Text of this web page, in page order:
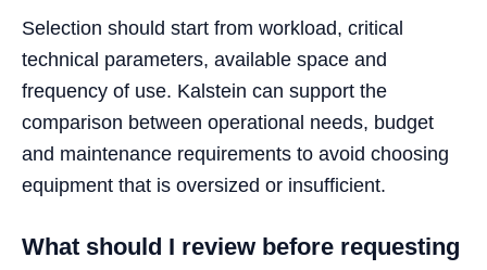
Selection should start from workload, critical
technical parameters, available space and
frequency of use. Kalstein can support the
comparison between operational needs, budget
and maintenance requirements to avoid choosing
equipment that is oversized or insufficient.
What should I review before requesting